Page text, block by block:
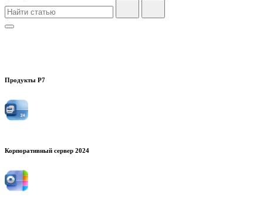
Продукты Р7
Корпоративный сервер 2024